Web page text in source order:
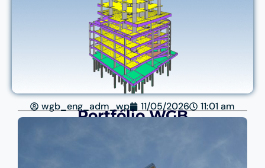
wgb_eng_adm_wp 11/05/2026 11:01 am
Portfólio WGB